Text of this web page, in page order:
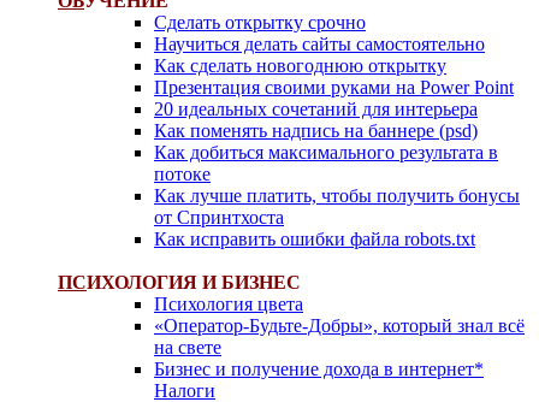
Сделать открытку срочно
Научиться делать сайты самостоятельно
Как сделать новогоднюю открытку
Презентация своими руками на Power Point
20 идеальных сочетаний для интерьера
Как поменять надпись на баннере (psd)
Как добиться максимального результата в
потоке
Как лучше платить, чтобы получить бонусы
от Спринтхоста
Как исправить ошибки файла robots.txt
ПСИХОЛОГИЯ И БИЗНЕС
Психология цвета
«Оператор-Будьте-Добры», который знал всё
на свете
Бизнес и получение дохода в интернет*
Налоги